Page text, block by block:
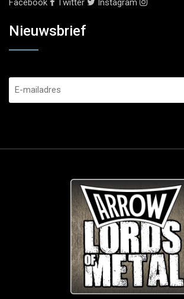
Facebook Twitter Instagram
Nieuwsbrief